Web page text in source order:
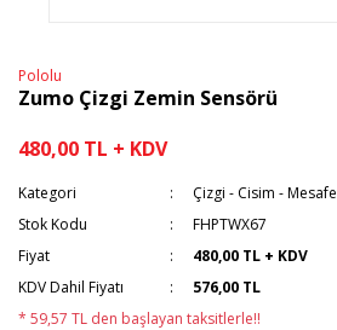
Pololu
Zumo Çizgi Zemin Sensörü
480,00 TL + KDV
Kategori
Çizgi - Cisim - Mesafe
Stok Kodu
FHPTWX67
Fiyat
480,00 TL + KDV
KDV Dahil Fiyatı
576,00 TL
* 59,57 TL den başlayan taksitlerle!!